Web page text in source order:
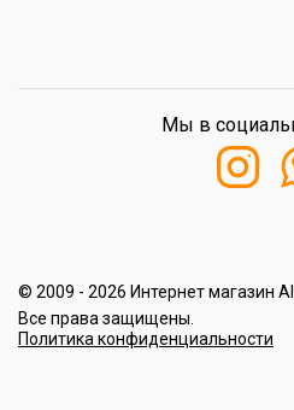
© 2009 - 2026 Интернет магазин
Все права защищены.
Политика конфиденциальности
Мы в